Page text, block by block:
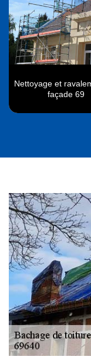
Nettoyage et
façade 69